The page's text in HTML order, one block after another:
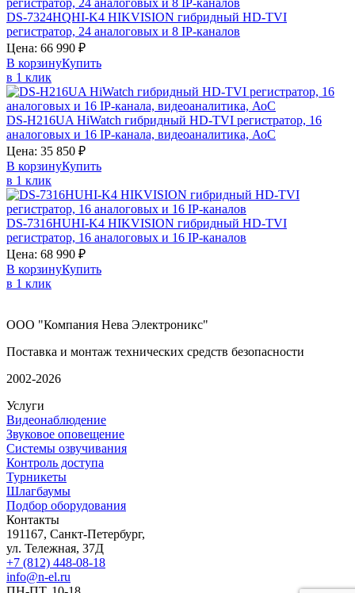
DS-7324HQHI-K4 HIKVISION гибридный HD-TVI
регистратор, 24 аналоговых и 8 IP-каналов
Цена: 66 990 ₽
В корзинуКупить
в 1 клик
DS-H216UAHiWatch гибридный HD-TVI регистратор, 16
аналоговых и 16 IP-канала, видеоаналитика, АоС
Цена: 35 850 ₽
В корзинуКупить
в 1 клик
DS-7316HUHI-K4 HIKVISION гибридный HD-TVI
регистратор, 16 аналоговых и 16 IP-каналов
Цена: 68 990 ₽
В корзинуКупить
в 1 клик
ООО "Компания Нева Электроникс"
Поставка и монтаж технических средств безопасности
2002-2026
Услуги
Видеонаблюдение
Звуковое оповещение
Системы озвучивания
Контроль доступа
Турникеты
Шлагбаумы
Подбор оборудования
Контакты
191167, Санкт-Петербург,
ул. Тележная, 37Д
+7 (812) 448-08-18
info@n-el.ru